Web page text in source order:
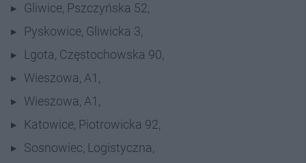
Gliwice, Pszczyńska 52,
Pyskowice, Gliwicka 3,
Lgota, Częstochowska 90,
Wieszowa, A1,
Wieszowa, A1,
Katowice, Piotrowicka 92,
Sosnowiec, Logistyczna,